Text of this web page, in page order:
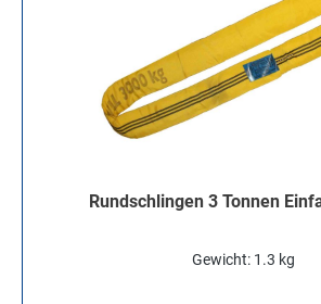
Rundschlingen 3 Tonnen
Gewicht: 1.3 kg